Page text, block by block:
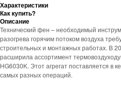
Характеристики
Как купить?
Описание
Технический фен – необходимый
разогрева горячим потоком воздуха
строительных и монтажных работах. В
расширила ассортимент
HG6030K. Этот агрегат поставляется в
самых разных операций.